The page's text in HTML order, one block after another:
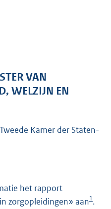
:
3
VAN
WELZIJN EN
Kamer der Staten-
het rapport
zorgopleidingen» aan1.